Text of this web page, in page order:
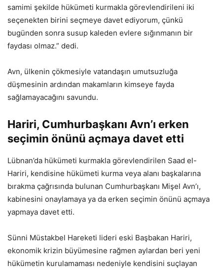
samimi şekilde hükümeti kurmakla görevlendirileni iki
seçenekten birini seçmeye davet ediyorum, çünkü
bugünden sonra susup kaleden evlere sığınmanın bir
faydası olmaz.” dedi.
Avn, ülkenin çökmesiyle vatandaşın umutsuzluğa
düşmesinin ardından makamların kimseye fayda
sağlamayacağını savundu.
Hariri, Cumhurbaşkanı Avn’ı erken
seçimin önünü açmaya davet etti
Lübnan’da hükümeti kurmakla görevlendirilen Saad el-
Hariri, kendisine hükümeti kurma veya alanı başkalarına
bırakma çağrısında bulunan Cumhurbaşkanı Mişel Avn’ı,
kabinesini onaylamaya ya da erken seçimin önünü açmaya
yapmaya davet etti.
Sünni Müstakbel Hareketi lideri eski Başbakan Hariri,
ekonomik krizin büyümesine rağmen aylardan beri yeni
hükümetin kurulamaması nedeniyle kendisini suçlayan